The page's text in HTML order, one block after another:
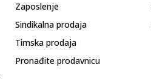
Zaposlenje
Sindikalna prodaja
Timska prodaja
Pronađite prodavnicu